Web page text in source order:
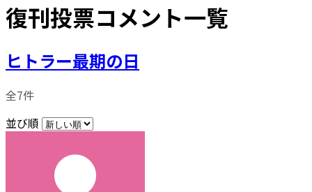
復刊投票コメント一覧
ヒトラー最期の日
全7件
並び順